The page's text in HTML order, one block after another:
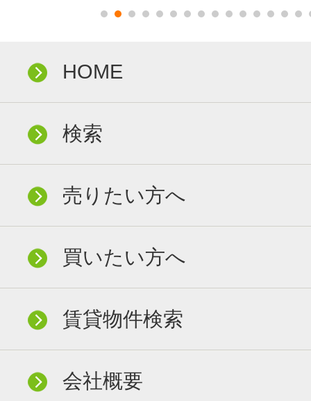
HOME
検索
売りたい方へ
買いたい方へ
賃貸物件検索
会社概要